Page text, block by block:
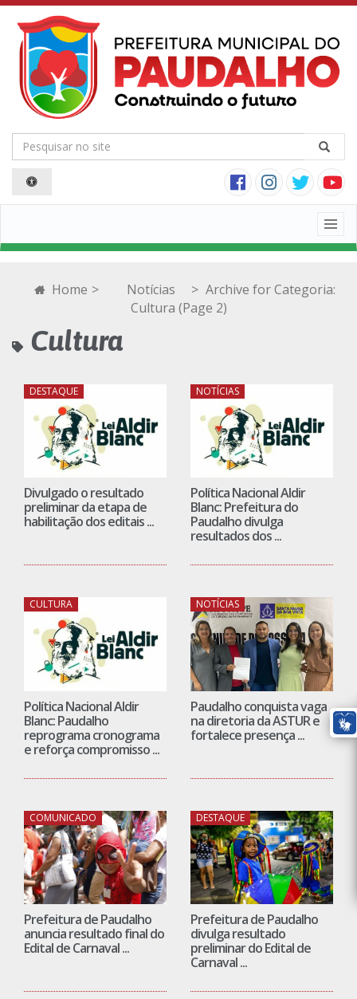
Home > Notícias > Archive forCategoria:
Cultura (Page 2)
Cultura
DESTAQUE
Divulgado o resultado
preliminar da etapa de
habilitação dos editais ...
NOTÍCIAS
Política Nacional Aldir
Blanc: Prefeitura do
Paudalho divulga
resultados dos ...
CULTURA
Política Nacional Aldir
Blanc: Paudalho
reprograma cronograma
e reforça compromisso ...
NOTÍCIAS
Paudalho conquista vaga
na diretoria da ASTUR e
fortalece presença ...
COMUNICADO
Prefeitura de Paudalho
anuncia resultado final do
Edital de Carnaval ...
DESTAQUE
Prefeitura de Paudalho
divulga resultado
preliminar do Edital de
Carnaval ...